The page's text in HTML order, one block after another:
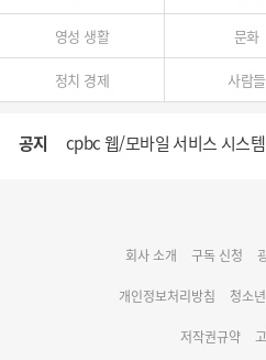
영성 생활 문화
정치 경제 사람들
공지 cpbc 웹/모바일 서비스 시스
명동 미디어큐브 & 1898 미디
회사 소개 구독 신청
개인정보처리방침 청소
저작권규약